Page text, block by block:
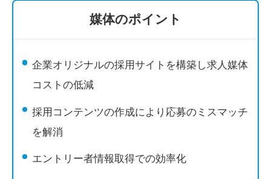
媒体のポイント
企業オリジナルの採用サイトを構築し求人媒体
コストの低減
採用コンテンツの作成により応募のミスマッチ
を解消
エントリー者情報取得での効率化